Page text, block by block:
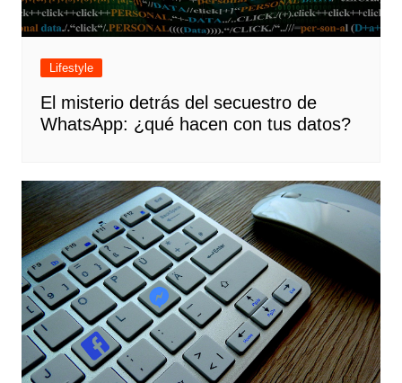
Lifestyle
El misterio detrás del secuestro de
WhatsApp: ¿qué hacen con tus datos?